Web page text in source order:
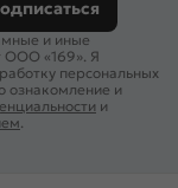
и иные
ООО «169». Я
персональных
ознакомление и
и
.